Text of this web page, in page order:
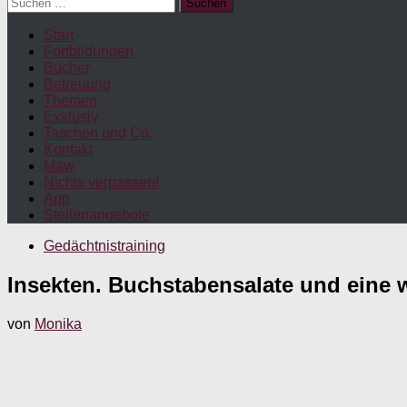
nach:
Start
Fortbildungen
Bücher
Betreuung
Themen
Exklusiv
Taschen und Co.
Kontakt
Maw
Nichts verpassen!
App
Stellenangebote
Gedächtnistraining
Insekten. Buchstabensalate und eine
von Monika